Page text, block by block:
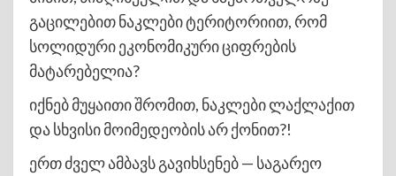
გაცილებით ნაკლები ტერიტორიით, რომ
სოლიდური ეკონომიკური ციფრების
მატარებელია?
იქნებ მუყაითი შრომით, ნაკლები ლაქლაქით
და სხვისი მოიმედეობის არ ქონით?!
ერთ ძველ ამბავს გავიხსენებ — საგარეო